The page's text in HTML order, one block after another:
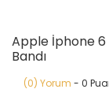
Apple İphone 6
Bandı
(0) Yorum - 0